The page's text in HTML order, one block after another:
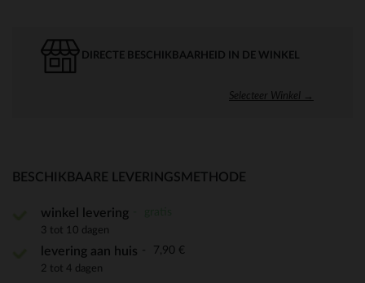
DIRECTE BESCHIKBAARHEID IN DE WINKEL
Selecteer Winkel →
BESCHIKBAARE LEVERINGSMETHODE
winkel levering
3 tot 10 dagen
levering aan huis 7,90 €
2 tot 4 dagen